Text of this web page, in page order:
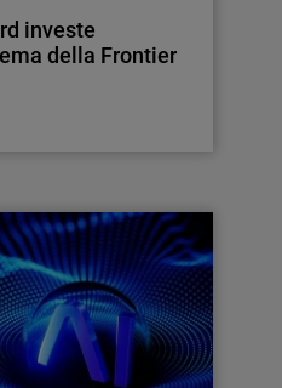
investe
della Frontier